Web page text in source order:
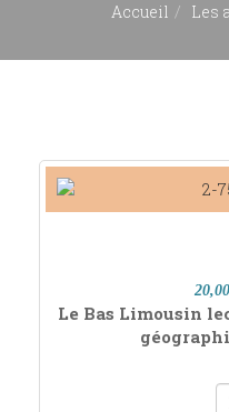
Accueil Les
Le Bas Limousin